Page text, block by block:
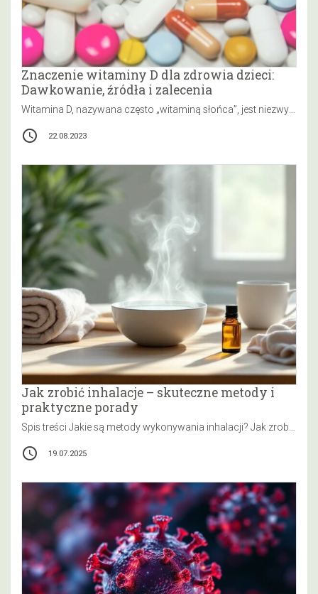
Znaczenie witaminy D dla zdrowia dzieci:
Dawkowanie, źródła i zalecenia
Witamina D, nazywana często „witaminą słońca”, jest niezwykle ważna dla każdego człowieka, niezależnie od wieku. Jednak jej rola w rozwoju…
access_time 22.08.2023
Jak zrobić inhalacje – skuteczne metody i
praktyczne porady
Spis treści Jakie są metody wykonywania inhalacji? Jak zrobić inhalacje parową, a jak nebulizację? Jakie składniki można stosować do inhalacji?…
access_time 19.07.2025